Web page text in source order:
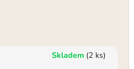
Skladem (2 ks)